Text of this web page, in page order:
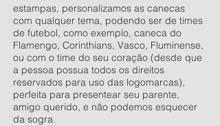
estampas, personalizamos as canecas
com qualquer tema, podendo ser de times
de futebol, como exemplo, caneca do
Flamengo, Corinthians, Vasco, Fluminense,
ou com o time do seu coração (desde que
a pessoa possua todos os direitos
reservados para uso das logomarcas),
perfeita para presentear seu parente,
amigo querido, e não podemos esquecer
da sogra.